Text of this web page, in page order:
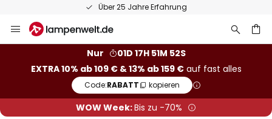
Über 25 Jahre Erfahrung
Inhalt
Nur
01D 17H 51M 51S
EXTRA 10% ab 109 € & 13% ab 159 €auf fast alles
Code:RABATT kopieren
WOW Week:Bis zu -70%